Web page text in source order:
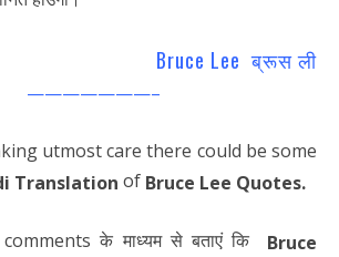
Bruce Lee ब्रूस ली
———————–
utmost care there could be some
Translation of Bruce Lee Quotes.
के माध्यम से बताएं कि
Bruce